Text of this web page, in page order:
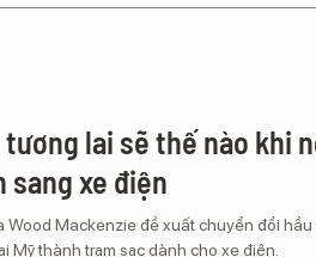
lai sẽ thế nào khi
sang xe điện
Mackenzie đề xuất chuyển đổi hầu
Mỹ thành trạm sạc dành cho xe điện.